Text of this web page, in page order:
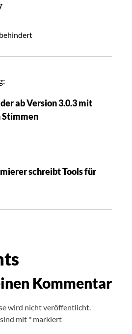
ab Version 3.0.3 mit
Stimmen
schreibt Tools für
Kommentar
wird nicht veröffentlicht.
mit * markiert